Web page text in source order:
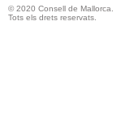
© 2020 Consell de Mallorca.
Tots els drets reservats.